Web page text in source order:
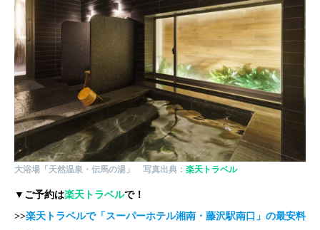
大浴場「天然温泉・伝馬の湯」 写真出典： 楽天トラベル
▼ご予約は楽天トラベルで！
>>楽天トラベルで「スーパーホテル湘南・藤沢駅南口」の最安料